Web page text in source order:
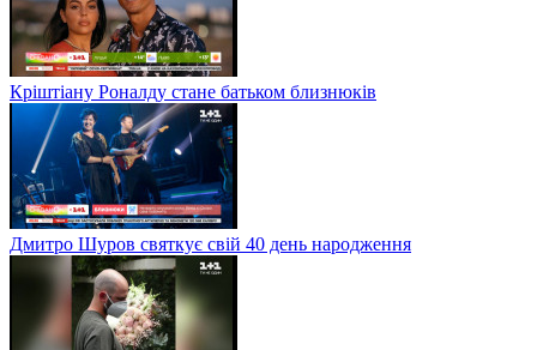
Кріштіану Роналду стане батьком близнюків
Дмитро Шуров святкує свій 40 день народження